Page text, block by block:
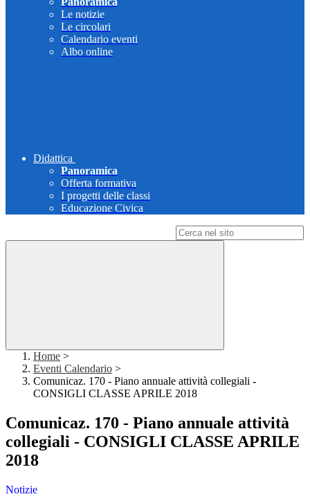
Le notizie
Le circolari
Calendario eventi
Albo online
Didattica
Panoramica
Offerta formativa
I progetti delle classi
Educazione Civica
Home >
Eventi Calendario >
Comunicaz. 170 - Piano annuale attività collegiali -
CONSIGLI CLASSE APRILE 2018
Comunicaz. 170 - Piano annuale attività
collegiali - CONSIGLI CLASSE APRILE
2018
Notizie